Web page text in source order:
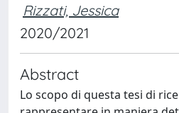
Rizzati, Jessica
2020/2021
Abstract
Lo scopo di questa tesi di